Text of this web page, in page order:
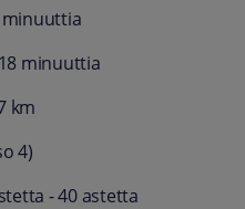
minuuttia
minuuttia
km
4)
- 40 astetta